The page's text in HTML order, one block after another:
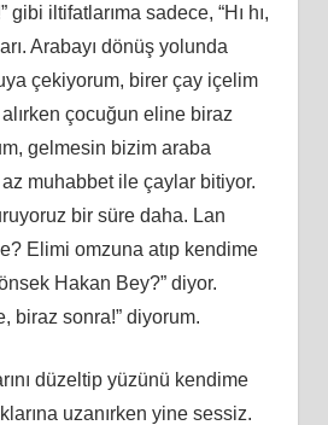
iltifatlarıma sadece, “Hı hı,
Arabayı dönüş yolunda
çekiyorum, birer çay içelim
çocuğun eline biraz
gelmesin bizim araba
muhabbet ile çaylar bitiyor.
bir süre daha. Lan
Elimi omzuna atıp kendime
Hakan Bey?” diyor.
biraz sonra!” diyorum.
düzeltip yüzünü kendime
uzanırken yine sessiz.